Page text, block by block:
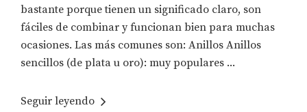
bastante porque tienen un significado claro, son
fáciles de combinar y funcionan bien para muchas
ocasiones. Las más comunes son: Anillos Anillos
sencillos (de plata u oro): muy populares ...
Seguir leyendo